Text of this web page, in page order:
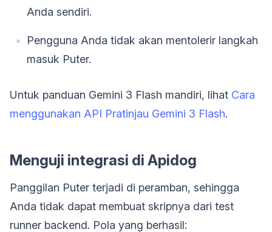
Anda sendiri.
Pengguna Anda tidak akan mentolerir langkah
masuk Puter.
Untuk panduan Gemini 3 Flash mandiri, lihat Cara
menggunakan API Pratinjau Gemini 3 Flash.
Menguji integrasi di Apidog
Panggilan Puter terjadi di peramban, sehingga
Anda tidak dapat membuat skripnya dari test
runner backend. Pola yang berhasil: